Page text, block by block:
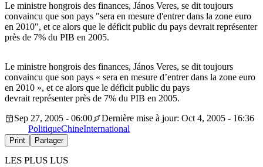
Le ministre hongrois des finances, János Veres, se dit toujours
convaincu que son pays "sera en mesure d'entrer dans la zone euro
en 2010", et ce alors que le déficit public du pays devrait représenter
près de 7% du PIB en 2005.
Le ministre hongrois des finances, János Veres, se dit toujours
convaincu que son pays « sera en mesure d’entrer dans la zone euro
en 2010 », et ce alors que le déficit public du pays
devrait représenter près de 7% du PIB en 2005.
Sep 27, 2005 - 06:00
Dernière mise à jour: Oct 4, 2005 - 16:36
PolitiqueChineInternational
Print Partager
LES PLUS LUS